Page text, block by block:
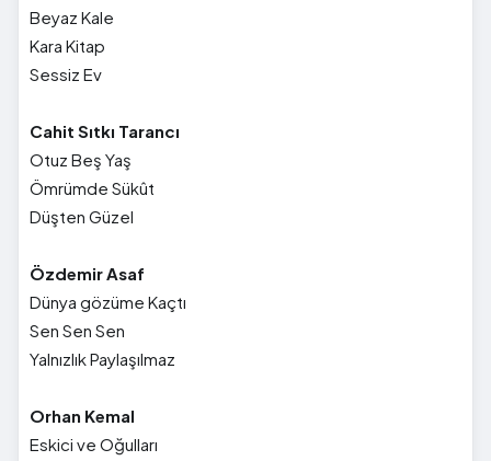
Beyaz Kale
Kara Kitap
Sessiz Ev
Cahit Sıtkı Tarancı
Otuz Beş Yaş
Ömrümde Sükût
Düşten Güzel
Özdemir Asaf
Dünya gözüme Kaçtı
Sen Sen Sen
Yalnızlık Paylaşılmaz
Orhan Kemal
Eskici ve Oğulları